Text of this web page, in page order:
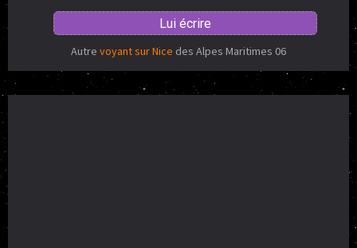
Lui écrire
Autre voyant sur Nice des Alpes Maritimes 06